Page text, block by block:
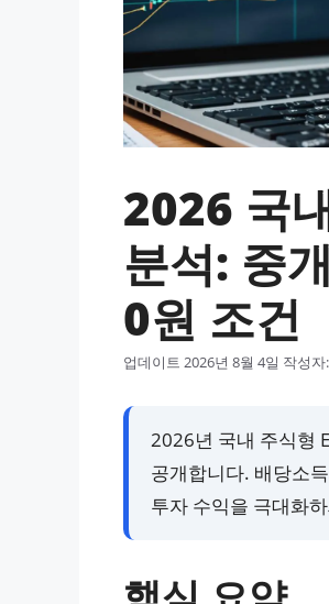
2026 국
분석: 중
0원 조건
업데이트 2026년 8월 4일 작성자:
2026년 국내 주식형
공개합니다. 배당소
투자 수익을 극대화